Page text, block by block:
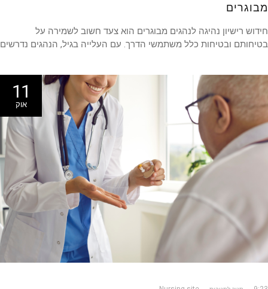
רישיון נהיגה לנהגים מבוגרים הוא צעד חשוב לשמירה על
ובטיחות כלל משתמשי הדרך. עם העלייה בגיל, הנהגים נדרשים
11
אוק